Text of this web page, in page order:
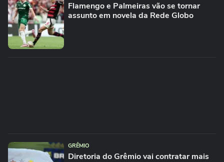
Flamengo e Palmeiras vão se tornar
assunto em novela da Rede Globo
GRÊMIO
Diretoria do Grêmio vai contratar mais